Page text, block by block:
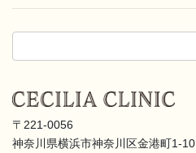
〒221-0056
神奈川県横浜市神奈川区金港町1-10